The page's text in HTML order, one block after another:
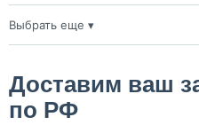
50 шт
100 шт
Выбрать еще ▾
Доставим ваш
по РФ